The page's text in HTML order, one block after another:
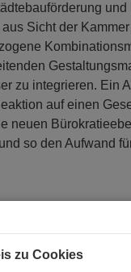
Sicht der
zu integrieren. Ein
auf einen
neuen
so den Aufwand
zu Cookies